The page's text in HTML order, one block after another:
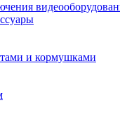
и кормушками